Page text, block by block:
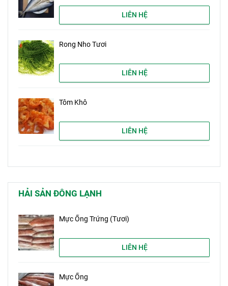
LIÊN HỆ
Rong Nho Tươi
LIÊN HỆ
Tôm Khô
LIÊN HỆ
HẢI SẢN ĐÔNG LẠNH
Mực Ống Trứng (Tươi)
LIÊN HỆ
Mực Ống